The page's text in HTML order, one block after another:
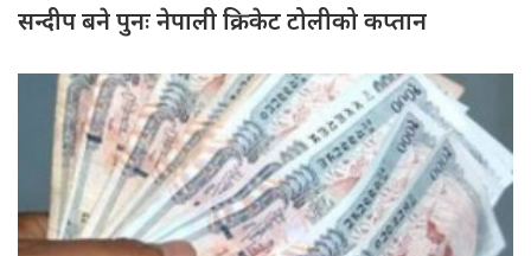
सन्दीप बने पुनः नेपाली क्रिकेट टोलीको कप्तान